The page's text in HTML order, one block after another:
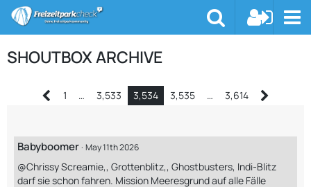
SHOUTBOX ARCHIVE
1 … 3,533 3,534 3,535 … 3,614
Babyboomer May 11th 2026
@Chrissy Screamie,, Grottenblitz,, Ghostbusters, Indi-Blitz
darf sie schon fahren. Mission Meeresgrund auf alle Fälle